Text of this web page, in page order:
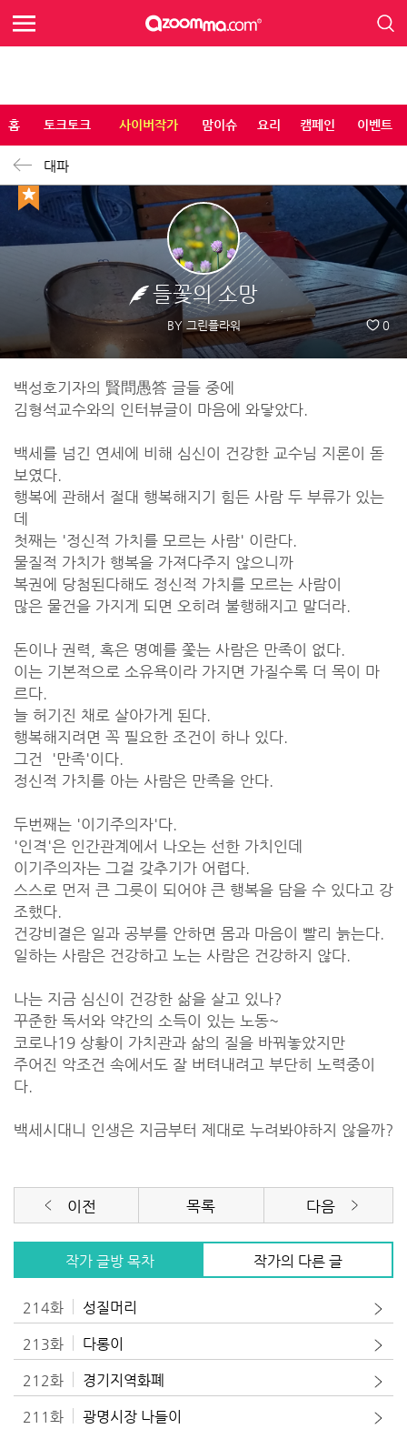
홈 토크토크 사이버작가 맘이슈 요리 캠페인 이벤트
대파
들꽃의 소망
BY 그린플라워 0
백성호기자의 賢問愚答 글들 중에
김형석교수와의 인터뷰글이 마음에 와닿았다.
백세를 넘긴 연세에 비해 심신이 건강한 교수님 지론이 돋
보였다.
행복에 관해서 절대 행복해지기 힘든 사람 두 부류가 있는
데
첫째는 '정신적 가치를 모르는 사람' 이란다.
물질적 가치가 행복을 가져다주지 않으니까
복권에 당첨된다해도 정신적 가치를 모르는 사람이
많은 물건을 가지게 되면 오히려 불행해지고 말더라.
돈이나 권력, 혹은 명예를 쫓는 사람은 만족이 없다.
이는 기본적으로 소유욕이라 가지면 가질수록 더 목이 마
르다.
늘 허기진 채로 살아가게 된다.
행복해지려면 꼭 필요한 조건이 하나 있다.
그건 '만족'이다.
정신적 가치를 아는 사람은 만족을 안다.
두번째는 '이기주의자'다.
'인격'은 인간관계에서 나오는 선한 가치인데
이기주의자는 그걸 갖추기가 어렵다.
스스로 먼저 큰 그릇이 되어야 큰 행복을 담을 수 있다고 강
조했다.
건강비결은 일과 공부를 안하면 몸과 마음이 빨리 늙는다.
일하는 사람은 건강하고 노는 사람은 건강하지 않다.
나는 지금 심신이 건강한 삶을 살고 있나?
꾸준한 독서와 약간의 소득이 있는 노동~
코로나19 상황이 가치관과 삶의 질을 바꿔놓았지만
주어진 악조건 속에서도 잘 버텨내려고 부단히 노력중이
다.
백세시대니 인생은 지금부터 제대로 누려봐야하지 않을까?
이전 목록 다음
작가 글방 목차 작가의 다른 글
214화 성질머리
213화 다롱이
212화 경기지역화폐
211화 광명시장 나들이